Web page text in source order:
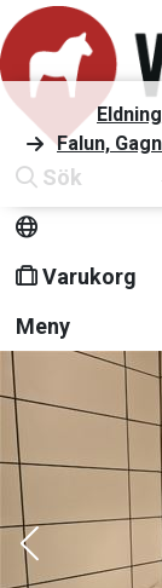
Sök
Varukorg
Meny
Falun,